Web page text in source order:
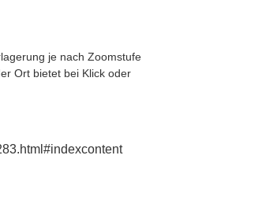
je nach Zoomstufe
Ort bietet bei Klick oder